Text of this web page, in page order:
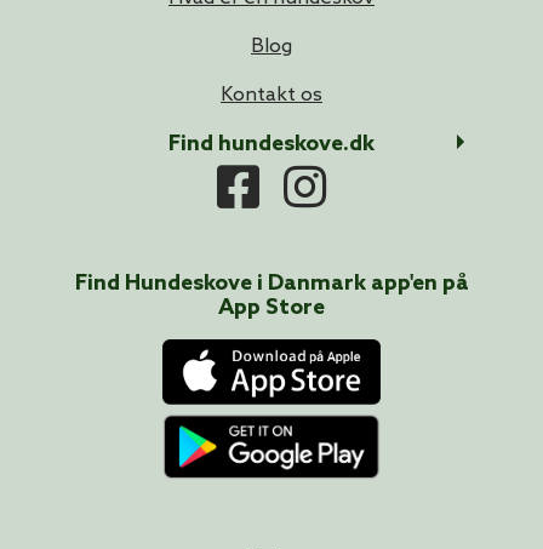
Blog
Kontakt os
Find hundeskove.dk
Find Hundeskove i Danmark app'en på
App Store